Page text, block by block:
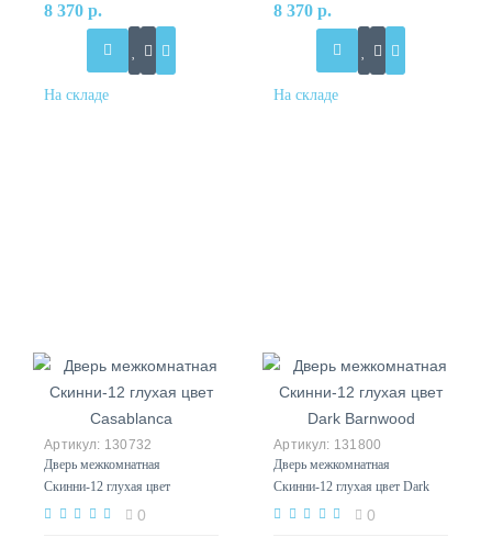
8 370 р. 8 370 р.
130732
Дверь межкомнатная
Скинни-12 глухая цвет
Casablanca
0
131800
Дверь межкомнатная
Скинни-12 глухая цвет Dark
Barnwood
0